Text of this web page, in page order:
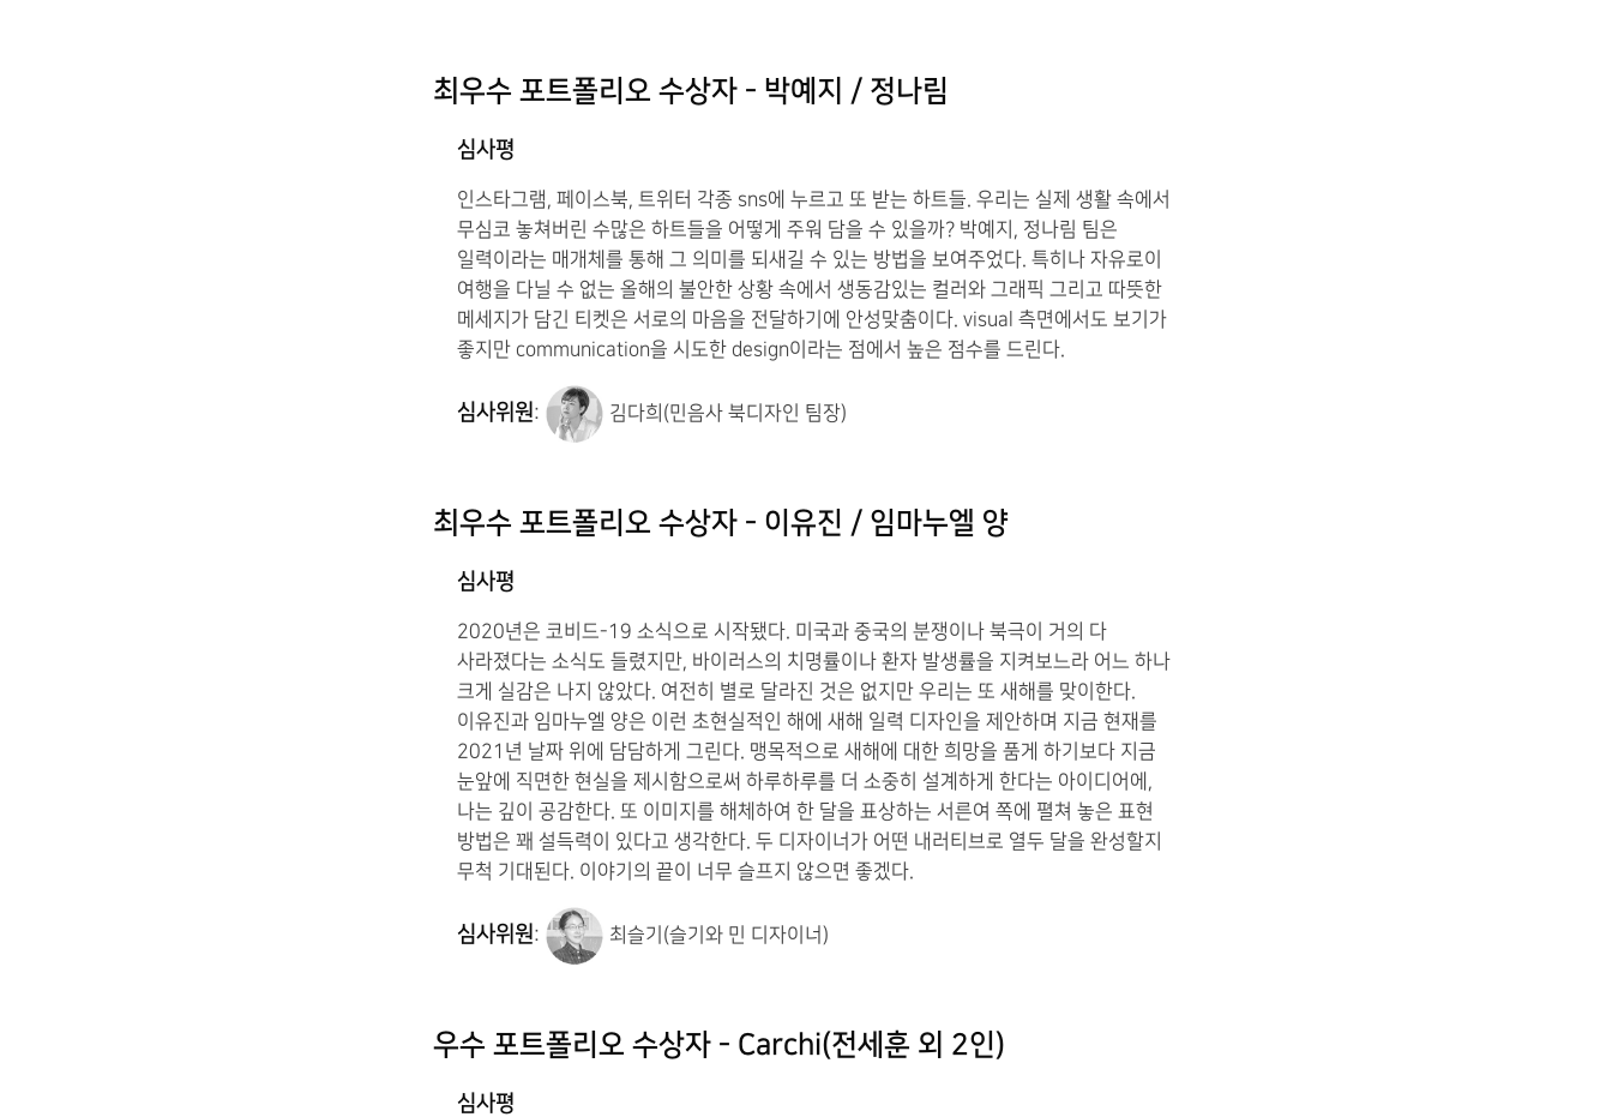
최우수 포트폴리오 수상자 - 박예지 / 정나림
심사평
인스타그램, 페이스북, 트위터 각종 sns에 누르고 또 받는 하트들. 우리는 실제 생활 속에서
무심코 놓쳐버린 수많은 하트들을 어떻게 주워 담을 수 있을까? 박예지, 정나림 팀은
일력이라는 매개체를 통해 그 의미를 되새길 수 있는 방법을 보여주었다. 특히나 자유로이
여행을 다닐 수 없는 올해의 불안한 상황 속에서 생동감있는 컬러와 그래픽 그리고 따뜻한
메세지가 담긴 티켓은 서로의 마음을 전달하기에 안성맞춤이다. visual 측면에서도 보기가
좋지만 communication을 시도한 design이라는 점에서 높은 점수를 드린다.
심사위원: 김다희(민음사 북디자인 팀장)
최우수 포트폴리오 수상자 - 이유진 / 임마누엘 양
심사평
2020년은 코비드-19 소식으로 시작됐다. 미국과 중국의 분쟁이나 북극이 거의 다
사라졌다는 소식도 들렸지만, 바이러스의 치명률이나 환자 발생률을 지켜보느라 어느 하나
크게 실감은 나지 않았다. 여전히 별로 달라진 것은 없지만 우리는 또 새해를 맞이한다.
이유진과 임마누엘 양은 이런 초현실적인 해에 새해 일력 디자인을 제안하며 지금 현재를
2021년 날짜 위에 담담하게 그린다. 맹목적으로 새해에 대한 희망을 품게 하기보다 지금
눈앞에 직면한 현실을 제시함으로써 하루하루를 더 소중히 설계하게 한다는 아이디어에,
나는 깊이 공감한다. 또 이미지를 해체하여 한 달을 표상하는 서른여 쪽에 펼쳐 놓은 표현
방법은 꽤 설득력이 있다고 생각한다. 두 디자이너가 어떤 내러티브로 열두 달을 완성할지
무척 기대된다. 이야기의 끝이 너무 슬프지 않으면 좋겠다.
심사위원: 최슬기(슬기와 민 디자이너)
우수 포트폴리오 수상자 - Carchi(전세훈 외 2인)
심사평